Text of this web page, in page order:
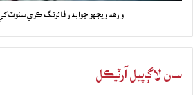
وارهه ويجهو جوابدار فائرنگ ڪري سئوٽ
سان لاڳاپيل آرٽيڪل